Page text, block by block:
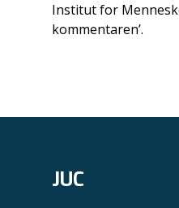
Institut for
kommentaren’.
JUC